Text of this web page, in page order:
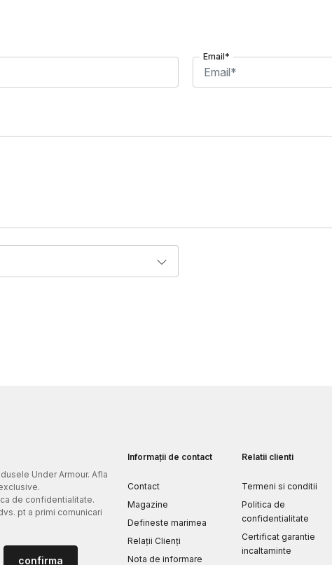
Email*
Under Armour. Afla
de confidentialitate.
pt a primi comunicari
confirma
Informații de contact
Contact
Magazine
Defineste marimea
Relații Clienți
Nota de informare
Relatii clienti
Termeni si conditii
Politica de
confidentialitate
Certificat garantie
incaltaminte